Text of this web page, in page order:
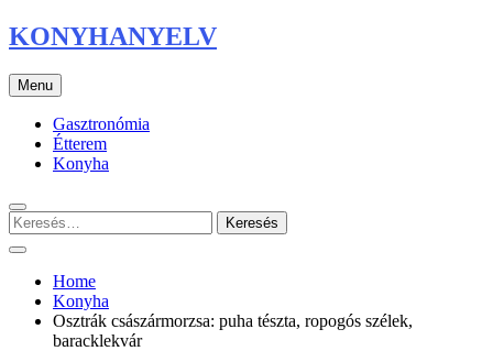
Skip
to
content
KONYHANYELV
Menu
Gasztronómia
Étterem
Konyha
Keresés:
Home
Konyha
Osztrák császármorzsa: puha tészta, ropogós szélek,
baracklekvár